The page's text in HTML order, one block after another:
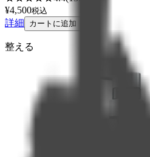
¥4,500税込
詳細 カートに追加
整える